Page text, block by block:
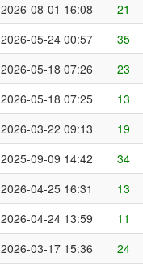
2026-08-01 16:08 21
2026-05-24 00:57 35
2026-05-18 07:26 23
2026-05-18 07:25 13
2026-03-22 09:13 19
2025-09-09 14:42 34
2026-04-25 16:31 13
2026-04-24 13:59 11
2026-03-17 15:36 24